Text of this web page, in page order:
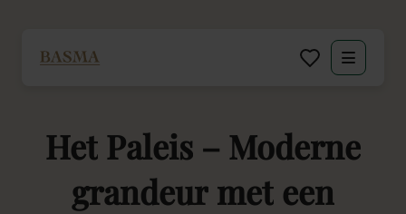
Zakelijk
Decoratie huren
Het Paleis – Moderne
grandeur met een